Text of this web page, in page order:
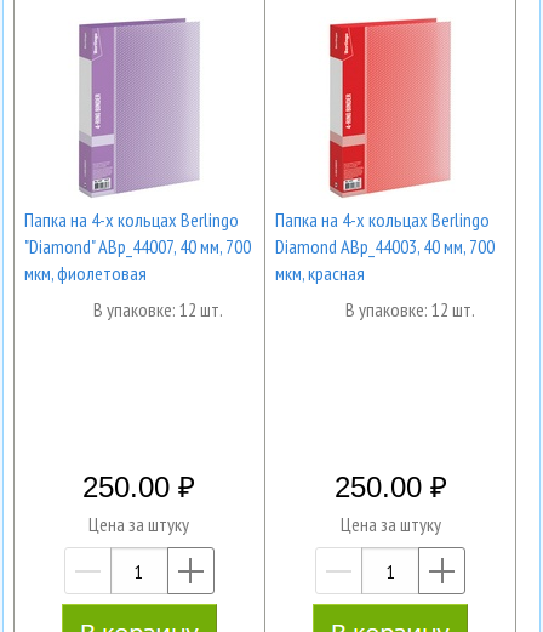
Папка на 4-х кольцах Berlingo
"Diamond" ABp_44007, 40 мм, 700
мкм, фиолетовая
В упаковке: 12 шт.
250.00
Цена за штуку
—
Папка на 4-х кольцах Berlingo
Diamond ABp_44003, 40 мм, 700
мкм, красная
В упаковке: 12 шт.
250.00
Цена за штуку
—